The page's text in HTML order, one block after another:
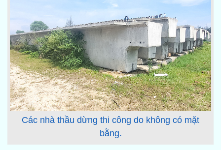
Các nhà thầu dừng thi công do không có mặt
bằng.